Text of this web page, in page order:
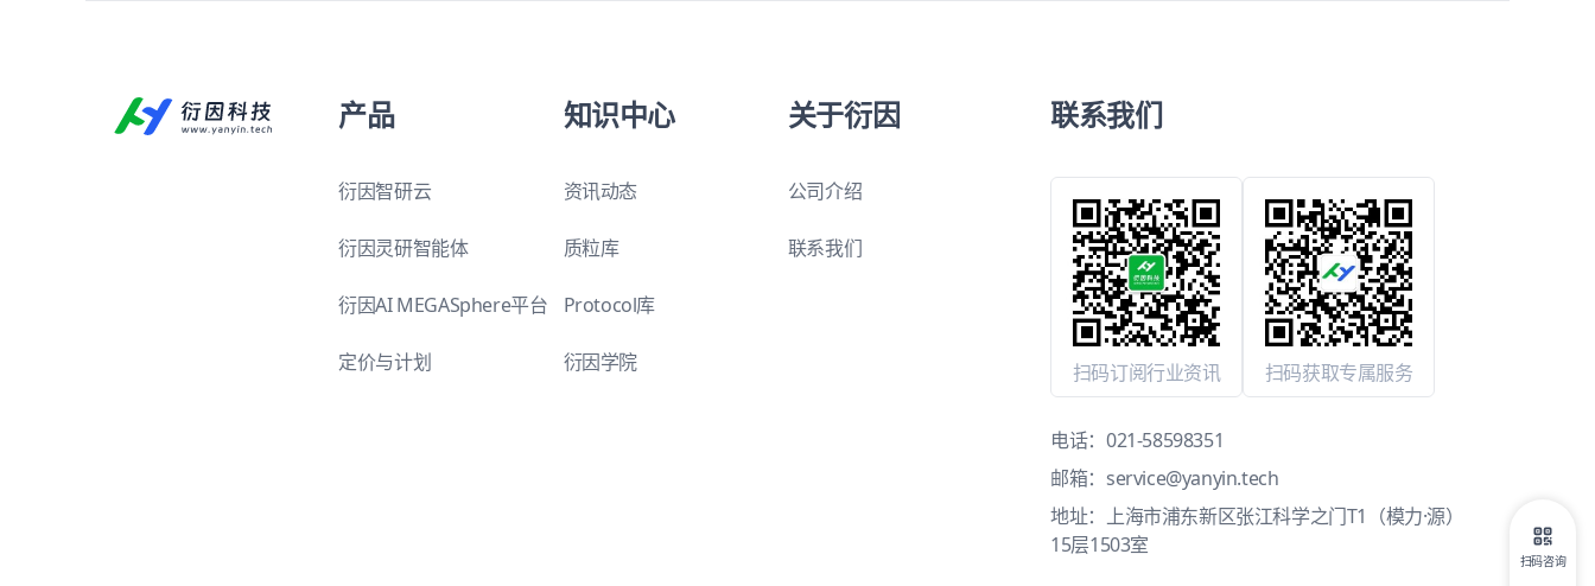
产品
衍因智研云
衍因灵研智能体
衍因AI MEGASphere平台
定价与计划
知识中心
资讯动态
质粒库
Protocol库
衍因学院
关于衍因
公司介绍
联系我们
联系我们
扫码订阅行业资讯 扫码获取专属服务
电话：021-58598351
邮箱： service@yanyin.tech
地址：上海市浦东新区张江科学之门T1（模力·源）
15层1503室
扫码咨询